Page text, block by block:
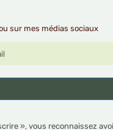
sur mes médias sociaux
», vous reconnaissez